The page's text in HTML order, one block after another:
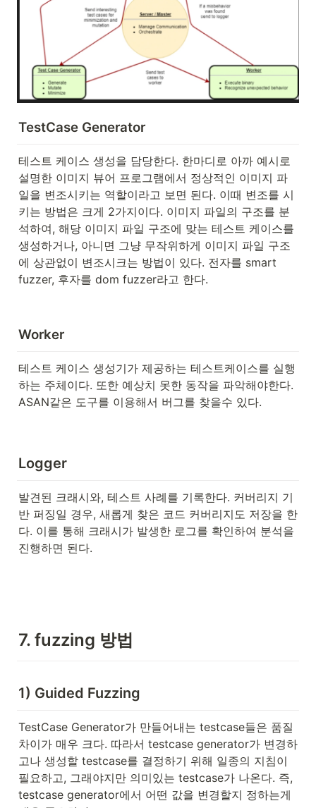
TestCase Generator
테스트 케이스 생성을 담당한다. 한마디로 아까 예시로
설명한 이미지 뷰어 프로그램에서 정상적인 이미지 파
일을 변조시키는 역할이라고 보면 된다. 이때 변조를 시
키는 방법은 크게 2가지이다. 이미지 파일의 구조를 분
석하여, 해당 이미지 파일 구조에 맞는 테스트 케이스를
생성하거나, 아니면 그냥 무작위하게 이미지 파일 구조
에 상관없이 변조시크는 방법이 있다. 전자를 smart
fuzzer, 후자를 dom fuzzer라고 한다.
Worker
테스트 케이스 생성기가 제공하는 테스트케이스를 실행
하는 주체이다. 또한 예상치 못한 동작을 파악해야한다.
ASAN같은 도구를 이용해서 버그를 찾을수 있다.
Logger
발견된 크래시와, 테스트 사례를 기록한다. 커버리지 기
반 퍼징일 경우, 새롭게 찾은 코드 커버리지도 저장을 한
다. 이를 통해 크래시가 발생한 로그를 확인하여 분석을
진행하면 된다.
7. fuzzing 방법
1) Guided Fuzzing
TestCase Generator가 만들어내는 testcase들은 품질
차이가 매우 크다. 따라서 testcase generator가 변경하
고나 생성할 testcase를 결정하기 위해 일종의 지침이
필요하고, 그래야지만 의미있는 testcase가 나온다. 즉,
testcase generator에서 어떤 값을 변경할지 정하는게